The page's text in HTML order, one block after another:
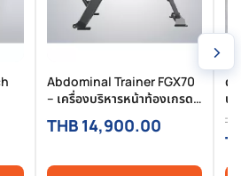
Abdominal Trainer FGX70
– เครื่องบริหารหน้าท้องเกรด
THB 14,900.00
ดั
ป
ข
›